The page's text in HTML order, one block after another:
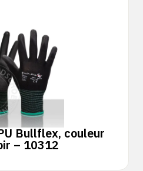
Bullflex, couleur
– 10312